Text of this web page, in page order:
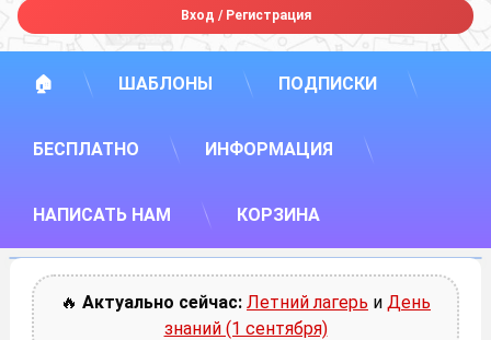
Вход /Регистрация
🏠 ШАБЛОНЫ ПОДПИСКИ
БЕСПЛАТНО ИНФОРМАЦИЯ
НАПИСАТЬ НАМ КОРЗИНА
🔥 Актуально сейчас: Летний лагерь и День
знаний (1 сентября)